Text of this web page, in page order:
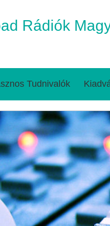
Rádiók
Tudnivalók